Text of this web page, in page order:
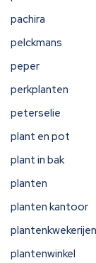
pachira
pelckmans
peper
perkplanten
peterselie
plant en pot
plant in bak
planten
planten kantoor
plantenkwekerijen
plantenwinkel